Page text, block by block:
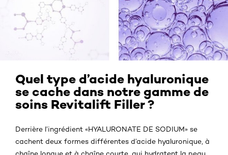
Quel type d’acide hyaluronique
se cache dans notre gamme de
soins Revitalift Filler ?
Derrière l’ingrédient «HYALURONATE DE SODIUM» se
cachent deux formes différentes d’acide hyaluronique, à